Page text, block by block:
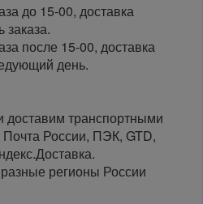
до 15-00, доставка
заказа.
после 15-00, доставка
день.
доставим транспортными
России, ПЭК, GTD,
регионы России